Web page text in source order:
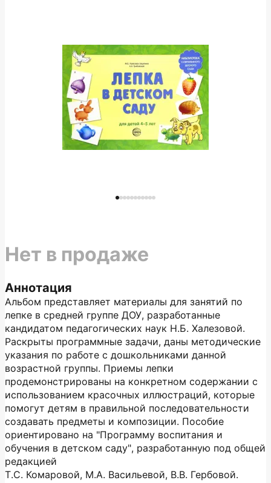
Аннотация
Альбом представляет материалы для занятий по
лепке в средней группе ДОУ, разработанные
кандидатом педагогических наук Н.Б. Халезовой.
Раскрыты программные задачи, даны методические
указания по работе с дошкольниками данной
возрастной группы. Приемы лепки
продемонстрированы на конкретном содержании с
использованием красочных иллюстраций, которые
помогут детям в правильной последовательности
создавать предметы и композиции. Пособие
ориентировано на "Программу воспитания и
обучения в детском саду", разработанную под общей
редакцией
Т.С. Комаровой, М.А. Васильевой, В.В. Гербовой.
Нет в продаже